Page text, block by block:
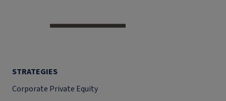
STRATEGIES
Corporate Private Equity